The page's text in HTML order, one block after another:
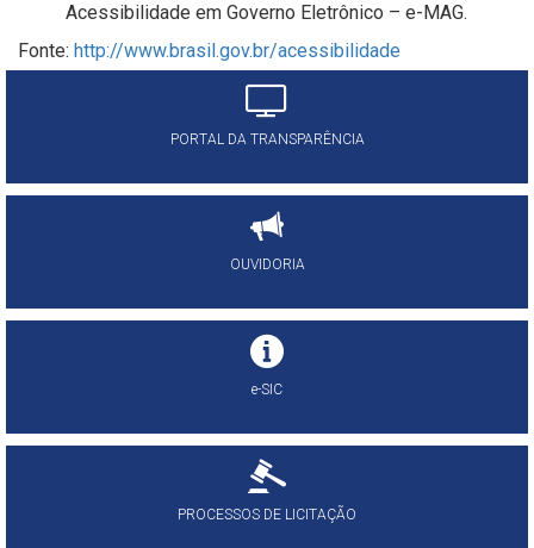
Acessibilidade em Governo Eletrônico – e-MAG.
Fonte: http://www.brasil.gov.br/acessibilidade
PORTAL DA TRANSPARÊNCIA
OUVIDORIA
e-SIC
PROCESSOS DE LICITAÇÃO